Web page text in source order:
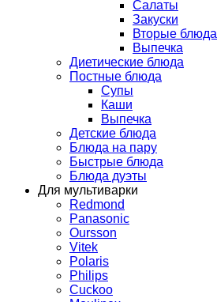
Салаты
Закуски
Вторые блюда
Выпечка
Диетические блюда
Постные блюда
Супы
Каши
Выпечка
Детские блюда
Блюда на пару
Быстрые блюда
Блюда дуэты
Для мультиварки
Redmond
Panasonic
Oursson
Vitek
Polaris
Philips
Cuckoo